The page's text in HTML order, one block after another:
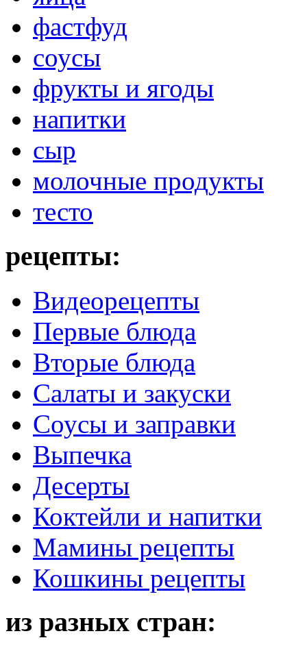
фастфуд
соусы
фрукты и ягоды
напитки
сыр
молочные продукты
тесто
рецепты:
Видеорецепты
Первые блюда
Вторые блюда
Салаты и закуски
Соусы и заправки
Выпечка
Десерты
Коктейли и напитки
Мамины рецепты
Кошкины рецепты
из разных стран: